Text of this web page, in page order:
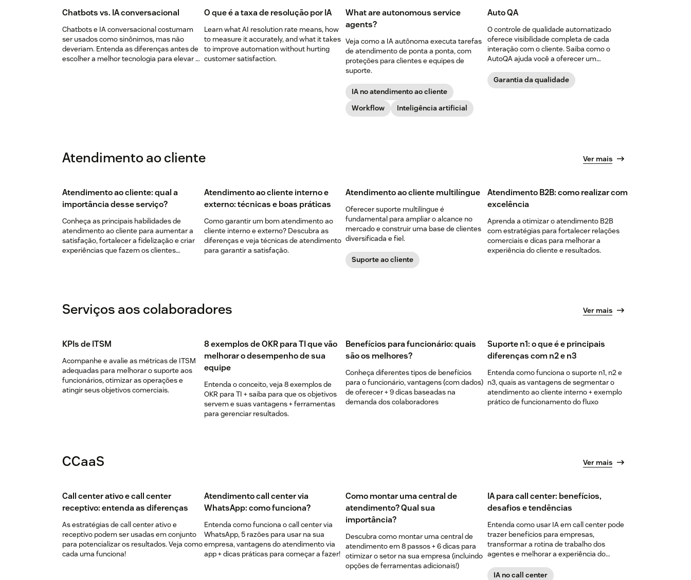
Chatbots vs. IA conversacional
Chatbots e IA conversacional costumam
ser usados como sinônimos, mas não
deveriam. Entenda as diferenças antes de
escolher a melhor tecnologia para elevar o
O que é a taxa de resolução por IA
Learn what AI resolution rate means, how
to measure it accurately, and what it takes
to improve automation without hurting
customer satisfaction.
What are autonomous service
agents?
Veja como a IA autônoma executa tarefas
de atendimento de ponta a ponta, com
proteções para clientes e equipes de
suporte.
IA no atendimento ao cliente
Workflow
Inteligência artificial
Auto QA
O controle de qualidade automatizado
oferece visibilidade completa de cada
interação com o cliente. Saiba como o
AutoQA ajuda você a oferecer um
Garantia da qualidade
Atendimento ao cliente Ver mais
Atendimento ao cliente: qual a
importância desse serviço?
Conheça as principais habilidades de
atendimento ao cliente para aumentar a
satisfação, fortalecer a fidelização e criar
experiências que fazem os clientes
Atendimento ao cliente interno e
externo: técnicas e boas práticas
Como garantir um bom atendimento ao
cliente interno e externo? Descubra as
diferenças e veja técnicas de atendimento
para garantir a satisfação.
Atendimento ao cliente multilíngue
Oferecer suporte multilíngue é
fundamental para ampliar o alcance no
mercado e construir uma base de clientes
diversificada e fiel.
Suporte ao cliente
Atendimento B2B: como realizar com
excelência
Aprenda a otimizar o atendimento B2B
com estratégias para fortalecer relações
comerciais e dicas para melhorar a
experiência do cliente e resultados.
Serviços aos colaboradores Ver mais
KPIs de ITSM
Acompanhe e avalie as métricas de ITSM
adequadas para melhorar o suporte aos
funcionários, otimizar as operações e
atingir seus objetivos comerciais.
8 exemplos de OKR para TI que vão
melhorar o desempenho de sua
equipe
Entenda o conceito, veja 8 exemplos de
OKR para TI + saiba para que os objetivos
servem e suas vantagens + ferramentas
para gerenciar resultados.
Benefícios para funcionário: quais
são os melhores?
Conheça diferentes tipos de benefícios
para o funcionário, vantagens (com dados)
de oferecer + 9 dicas baseadas na
demanda dos colaboradores
Suporte n1: o que é e principais
diferenças com n2 e n3
Entenda como funciona o suporte n1, n2 e
n3, quais as vantagens de segmentar o
atendimento ao cliente interno + exemplo
prático de funcionamento do fluxo
CCaaS Ver mais
Call center ativo e call center
receptivo: entenda as diferenças
As estratégias de call center ativo e
receptivo podem ser usadas em conjunto
para potencializar os resultados. Veja como
cada uma funciona!
Atendimento call center via
WhatsApp: como funciona?
Entenda como funciona o call center via
WhatsApp, 5 razões para usar na sua
empresa, vantagens do atendimento via
app + dicas práticas para começar a fazer!
Como montar uma central de
atendimento? Qual sua
importância?
Descubra como montar uma central de
atendimento em 8 passos + 6 dicas para
otimizar o setor na sua empresa (incluindo
opções de ferramentas adicionais!)
IA para call center: benefícios,
desafios e tendências
Entenda como usar IA em call center pode
trazer benefícios para empresas,
transformar a rotina de trabalho dos
agentes e melhorar a experiência do
IA no call center